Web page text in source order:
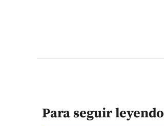
Para seguir leyendo